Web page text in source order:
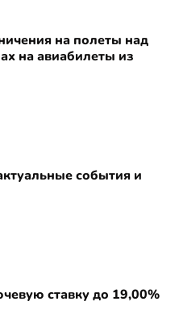
на полеты над
на авиабилеты из
события и
ставку до 19,00%